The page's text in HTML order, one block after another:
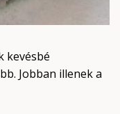
kevésbé
Jobban illenek a